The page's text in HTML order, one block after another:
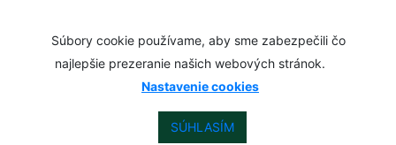
Súbory cookie používame, aby sme zabezpečili čo
najlepšie prezeranie našich webových stránok.
Nastavenie cookies
SÚHLASÍM